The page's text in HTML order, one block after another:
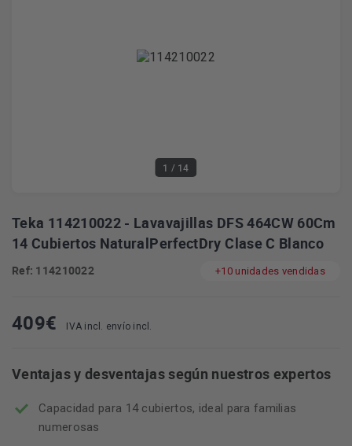
1 / 14
Teka 114210022 - Lavavajillas DFS 464CW 60Cm
14 Cubiertos NaturalPerfectDry Clase C Blanco
Ref: 114210022 +10 unidades vendidas
409€ IVA incl. envío incl.
Ventajas y desventajas según nuestros expertos
Capacidad para 14 cubiertos, ideal para familias
numerosas